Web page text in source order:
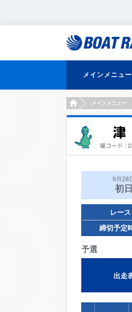
メインメニュー
HOMEメインメニュー
9月28
初日
レース
締切予定
予選
出走